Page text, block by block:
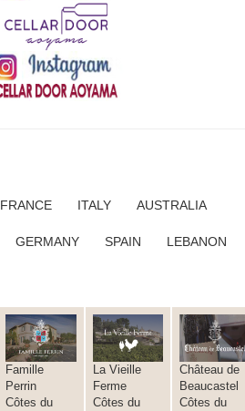
FRANCE ITALY AUSTRALIA
GERMANY SPAIN LEBANON
Famille
Perrin
Côtes du
La Vieille
Ferme
Côtes du
Château de
Beaucastel
Côtes du